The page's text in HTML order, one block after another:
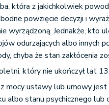
która z jakichkolwiek
powzięcie decyzji i
wyrządzoną. Jednakże, kto
odurzających albo innych
chyba że stan zakłócenia
który nie ukończył lat
mocy ustawy lub umowy
albo stanu psychicznego lub